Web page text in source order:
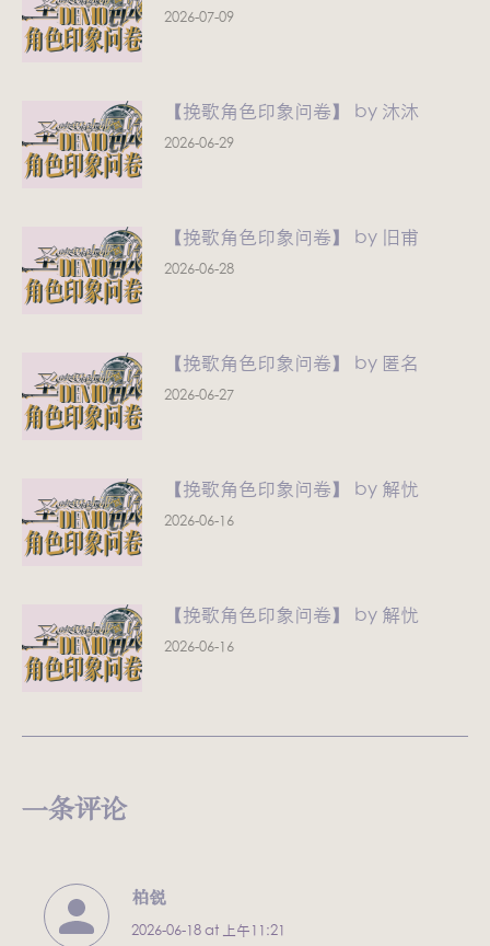
2026-07-09
【挽歌角色印象问卷】 by 沐沐
2026-06-29
【挽歌角色印象问卷】 by 旧甫
2026-06-28
【挽歌角色印象问卷】 by 匿名
2026-06-27
【挽歌角色印象问卷】 by 解忧
2026-06-16
【挽歌角色印象问卷】 by 解忧
2026-06-16
一条评论
柏锐
表
2026-06-18 at 上午11:21